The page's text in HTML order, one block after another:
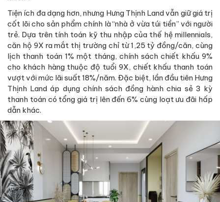
Tiện ích đa dạng hơn, nhưng Hưng Thịnh Land vẫn giữ giá trị
cốt lõi cho sản phẩm chính là “nhà ở vừa túi tiền” với người
trẻ. Dựa trên tính toán kỹ thu nhập của thế hệ millennials,
căn hộ 9X ra mắt thị trường chỉ từ 1,25 tỷ đồng/căn, cùng
lịch thanh toán 1% một tháng, chính sách chiết khấu 9%
cho khách hàng thuộc độ tuổi 9X, chiết khấu thanh toán
vượt với mức lãi suất 18%/năm. Đặc biệt, lần đầu tiên Hưng
Thịnh Land áp dụng chính sách đồng hành chia sẻ 3 kỳ
thanh toán có tổng giá trị lên đến 6% cùng loạt ưu đãi hấp
dẫn khác.